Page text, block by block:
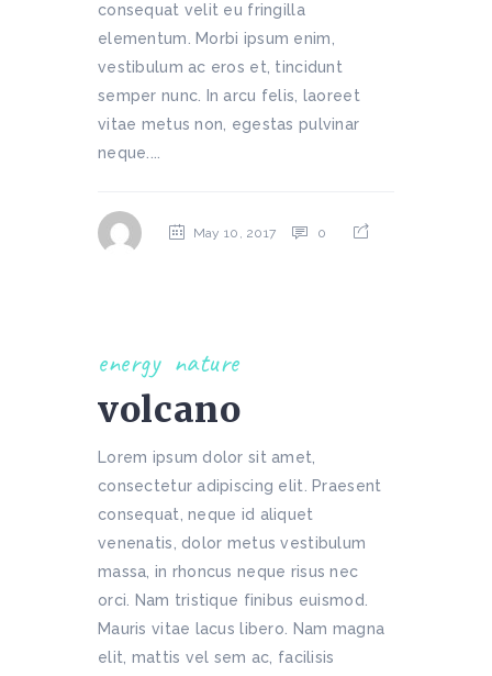
consequat velit eu fringilla
elementum. Morbi ipsum enim,
vestibulum ac eros et, tincidunt
semper nunc. In arcu felis, laoreet
vitae metus non, egestas pulvinar
neque....
May 10, 2017 0
energy nature
volcano
Lorem ipsum dolor sit amet,
consectetur adipiscing elit. Praesent
consequat, neque id aliquet
venenatis, dolor metus vestibulum
massa, in rhoncus neque risus nec
orci. Nam tristique finibus euismod.
Mauris vitae lacus libero. Nam magna
elit, mattis vel sem ac, facilisis